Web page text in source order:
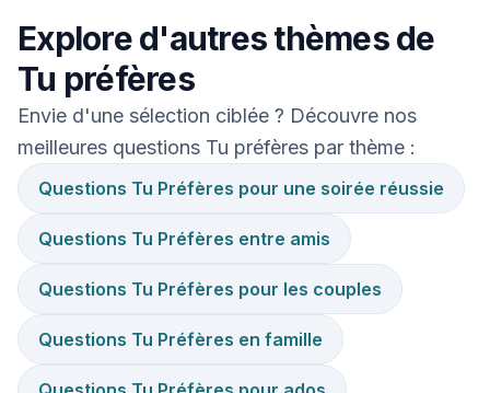
Explore d'autres thèmes de
Tu préfères
Envie d'une sélection ciblée ? Découvre nos
meilleures questions Tu préfères par thème :
Questions Tu Préfères pour une soirée réussie
Questions Tu Préfères entre amis
Questions Tu Préfères pour les couples
Questions Tu Préfères en famille